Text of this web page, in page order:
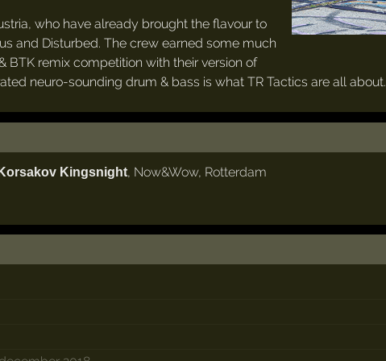
who have already brought the flavour to
and Disturbed. The crew earned some much
BTK remix competition with their version of
neuro-sounding drum & bass is what TR Tactics are all about.
Korsakov Kingsnight, Now&Wow, Rotterdam